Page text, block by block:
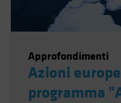
Approfondimenti
Azioni
programma